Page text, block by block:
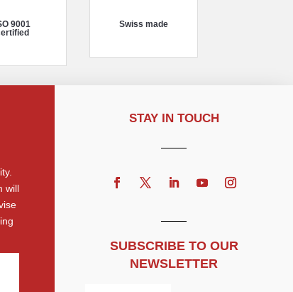
9001
Swiss made
will
STAY IN TOUCH
SUBSCRIBE TO OUR
NEWSLETTER